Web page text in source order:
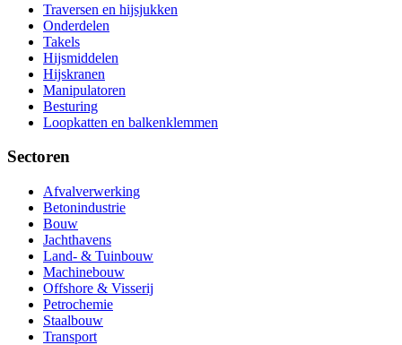
Traversen en hijsjukken
Onderdelen
Takels
Hijsmiddelen
Hijskranen
Manipulatoren
Besturing
Loopkatten en balkenklemmen
Sectoren
Afvalverwerking
Betonindustrie
Bouw
Jachthavens
Land- & Tuinbouw
Machinebouw
Offshore & Visserij
Petrochemie
Staalbouw
Transport